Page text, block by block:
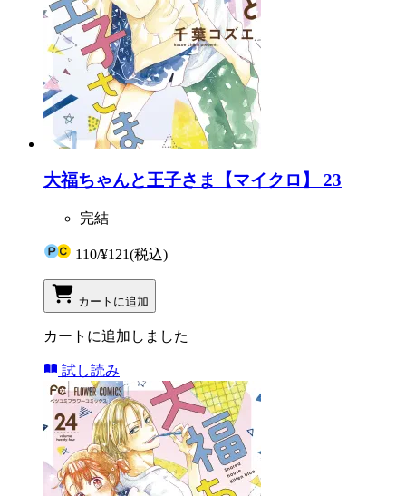
大福ちゃんと王子さま【マイクロ】 23
完結
110/¥121(税込)
カートに追加
カートに追加しました
試し読み